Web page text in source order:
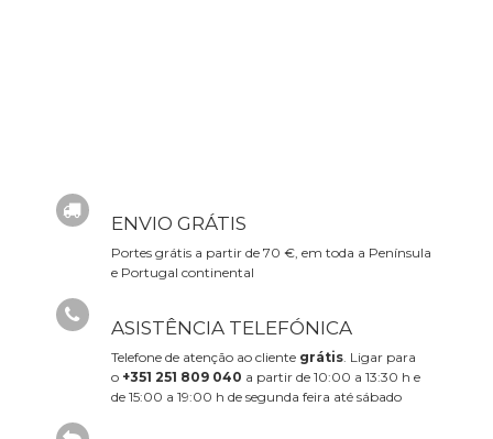
ENVIO GRÁTIS
Portes grátis a partir de 70 €, em toda a Península
e Portugal continental
ASISTÊNCIA TELEFÓNICA
Telefone de atenção ao cliente grátis. Ligar para
o +351 251 809 040 a partir de 10:00 a 13:30 h e
de 15:00 a 19:00 h de segunda feira até sábado